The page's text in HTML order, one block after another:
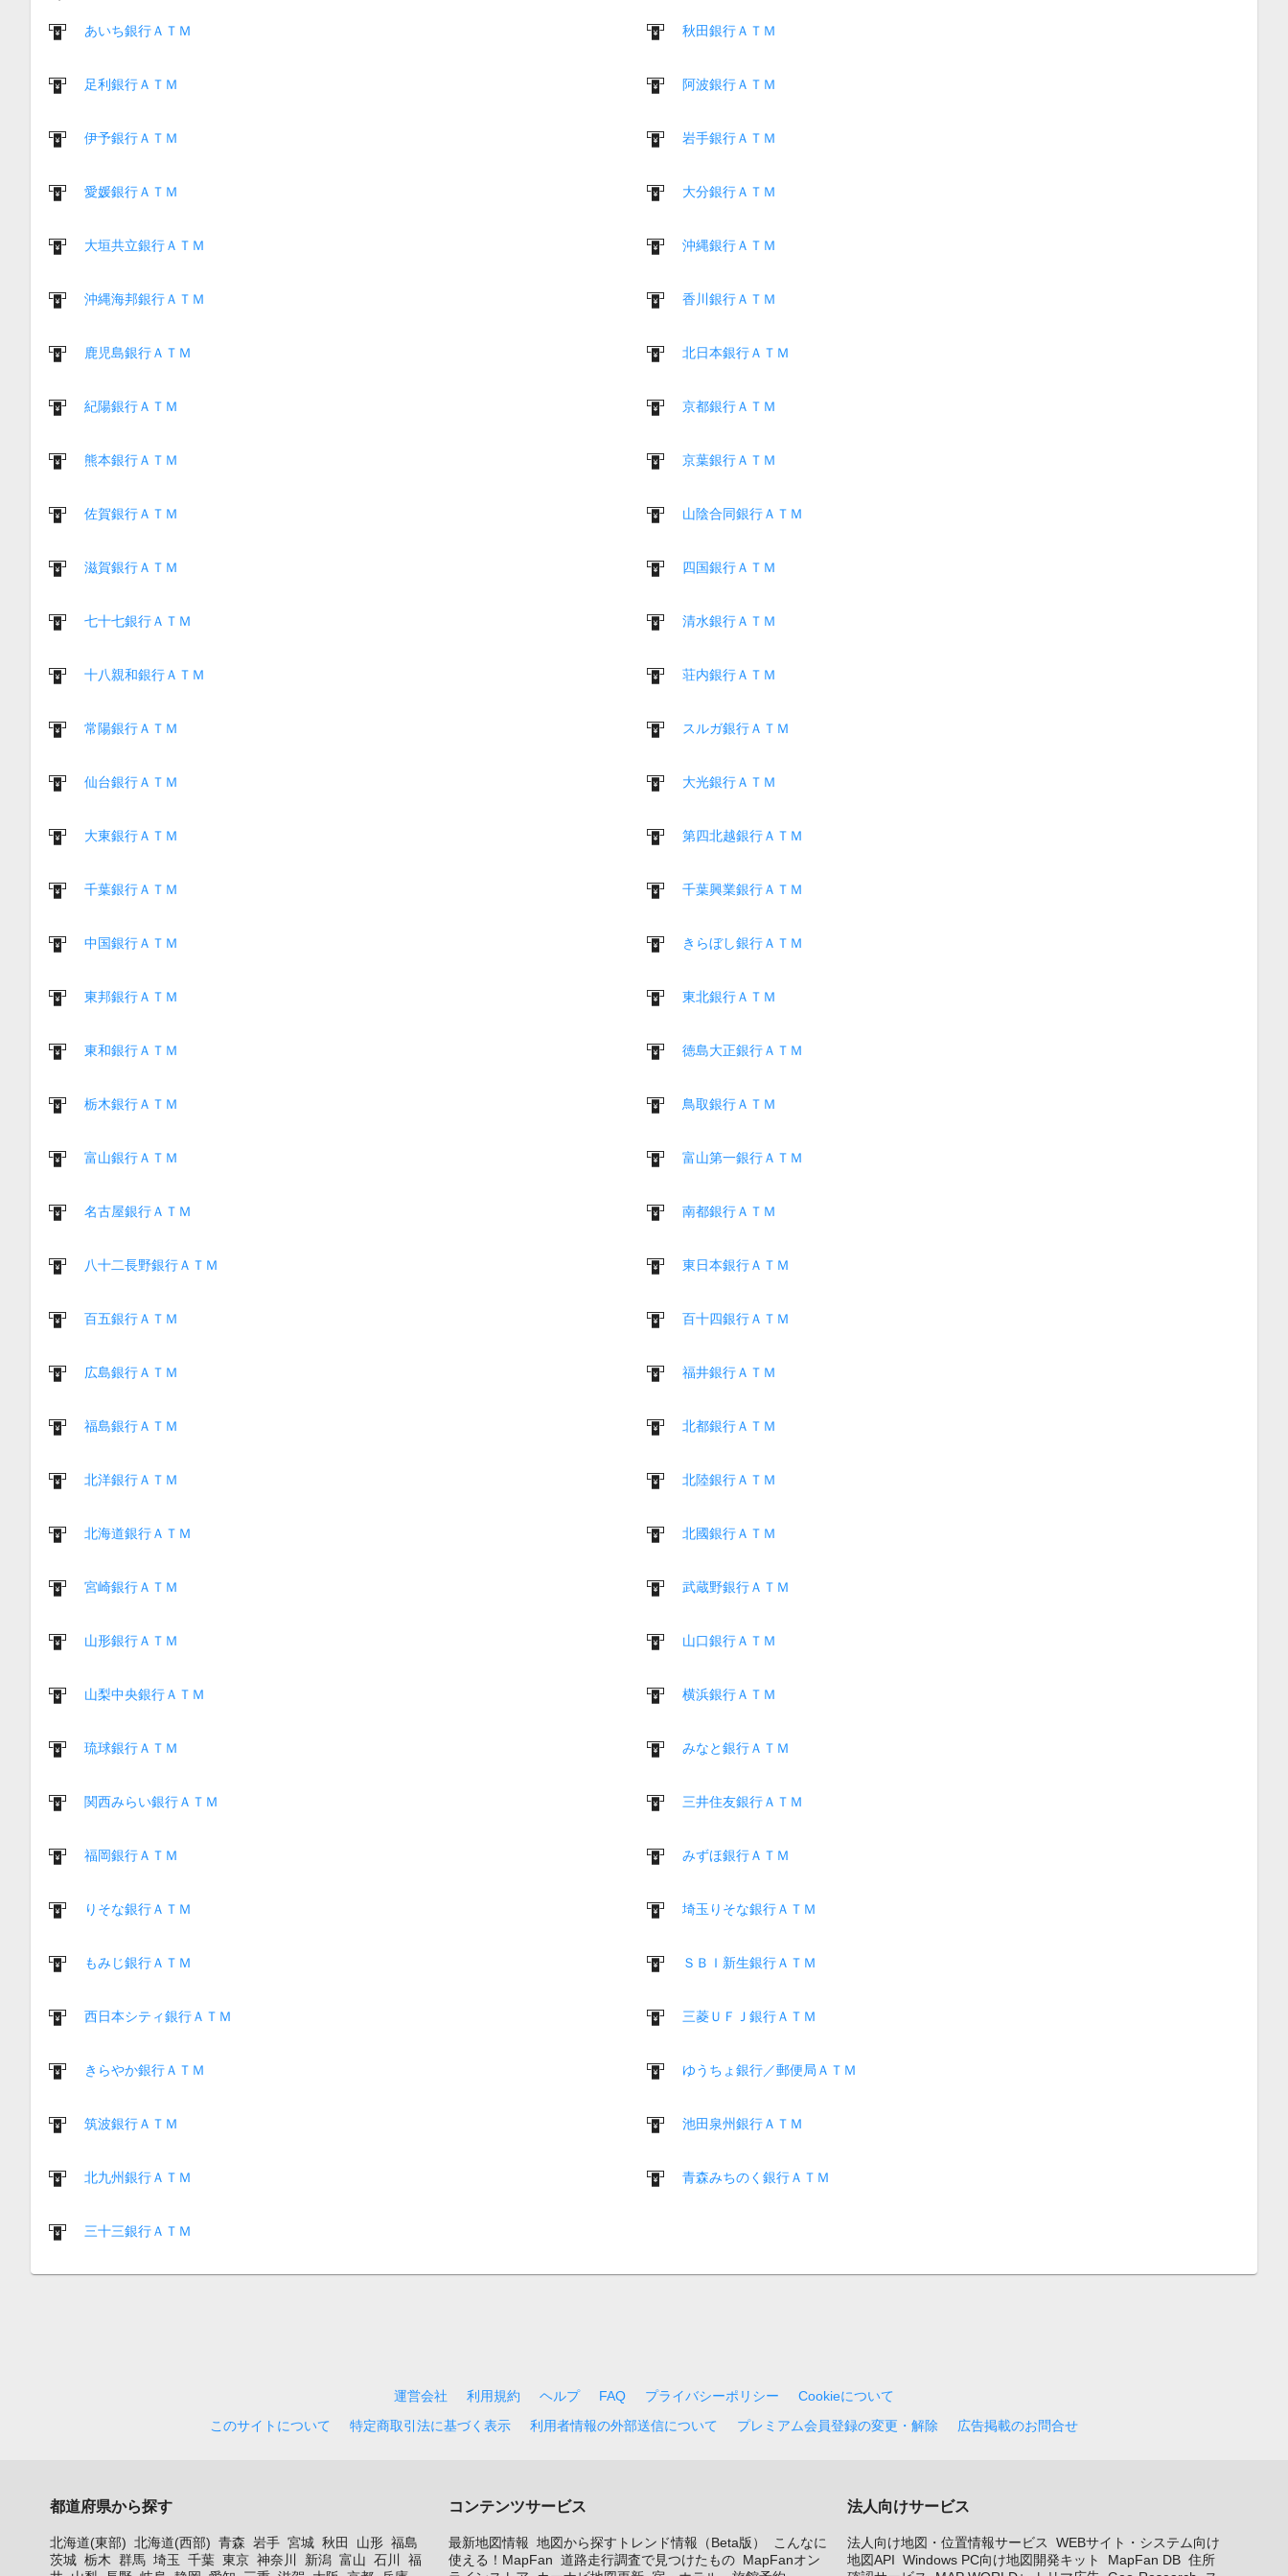
あいち銀行ＡＴＭ 秋田銀行ＡＴＭ
足利銀行ＡＴＭ 阿波銀行ＡＴＭ
伊予銀行ＡＴＭ 岩手銀行ＡＴＭ
愛媛銀行ＡＴＭ 大分銀行ＡＴＭ
大垣共立銀行ＡＴＭ 沖縄銀行ＡＴＭ
沖縄海邦銀行ＡＴＭ 香川銀行ＡＴＭ
鹿児島銀行ＡＴＭ 北日本銀行ＡＴＭ
紀陽銀行ＡＴＭ 京都銀行ＡＴＭ
熊本銀行ＡＴＭ 京葉銀行ＡＴＭ
佐賀銀行ＡＴＭ 山陰合同銀行ＡＴＭ
滋賀銀行ＡＴＭ 四国銀行ＡＴＭ
七十七銀行ＡＴＭ 清水銀行ＡＴＭ
十八親和銀行ＡＴＭ 荘内銀行ＡＴＭ
常陽銀行ＡＴＭ スルガ銀行ＡＴＭ
仙台銀行ＡＴＭ 大光銀行ＡＴＭ
大東銀行ＡＴＭ 第四北越銀行ＡＴＭ
千葉銀行ＡＴＭ 千葉興業銀行ＡＴＭ
中国銀行ＡＴＭ きらぼし銀行ＡＴＭ
東邦銀行ＡＴＭ 東北銀行ＡＴＭ
東和銀行ＡＴＭ 徳島大正銀行ＡＴＭ
栃木銀行ＡＴＭ 鳥取銀行ＡＴＭ
富山銀行ＡＴＭ 富山第一銀行ＡＴＭ
名古屋銀行ＡＴＭ 南都銀行ＡＴＭ
八十二長野銀行ＡＴＭ 東日本銀行ＡＴＭ
百五銀行ＡＴＭ 百十四銀行ＡＴＭ
広島銀行ＡＴＭ 福井銀行ＡＴＭ
福島銀行ＡＴＭ 北都銀行ＡＴＭ
北洋銀行ＡＴＭ 北陸銀行ＡＴＭ
北海道銀行ＡＴＭ 北國銀行ＡＴＭ
宮崎銀行ＡＴＭ 武蔵野銀行ＡＴＭ
山形銀行ＡＴＭ 山口銀行ＡＴＭ
山梨中央銀行ＡＴＭ 横浜銀行ＡＴＭ
琉球銀行ＡＴＭ みなと銀行ＡＴＭ
関西みらい銀行ＡＴＭ 三井住友銀行ＡＴＭ
福岡銀行ＡＴＭ みずほ銀行ＡＴＭ
りそな銀行ＡＴＭ 埼玉りそな銀行ＡＴＭ
もみじ銀行ＡＴＭ ＳＢＩ新生銀行ＡＴＭ
西日本シティ銀行ＡＴＭ 三菱ＵＦＪ銀行ＡＴＭ
きらやか銀行ＡＴＭ ゆうちょ銀行／郵便局ＡＴＭ
筑波銀行ＡＴＭ 池田泉州銀行ＡＴＭ
北九州銀行ＡＴＭ 青森みちのく銀行ＡＴＭ
三十三銀行ＡＴＭ
運営会社 利用規約 ヘルプ FAQ プライバシーポリシー
Cookieについて
このサイトについて
特定商取引法に基づく表示 利用者情報の外部送信について プレミアム会員登録の変更・解除 広告掲載のお問合せ
都道府県から探す
北海道(東部) 北海道(西部) 青森 岩手 宮城 秋田 山形 福島
茨城 栃木 群馬 埼玉 千葉 東京 神奈川 新潟 富山 石川
福
コンテンツサービス
最新地図情報 地図から探すトレンド情報（Beta版）
こんなに
使える！MapFan 道路走行調査で見つけたもの MapFanオン
法人向けサービス
法人向け地図・位置情報サービス
WEBサイト・システム向け
地図API Windows PC向け地図開発キット MapFan DB 住所